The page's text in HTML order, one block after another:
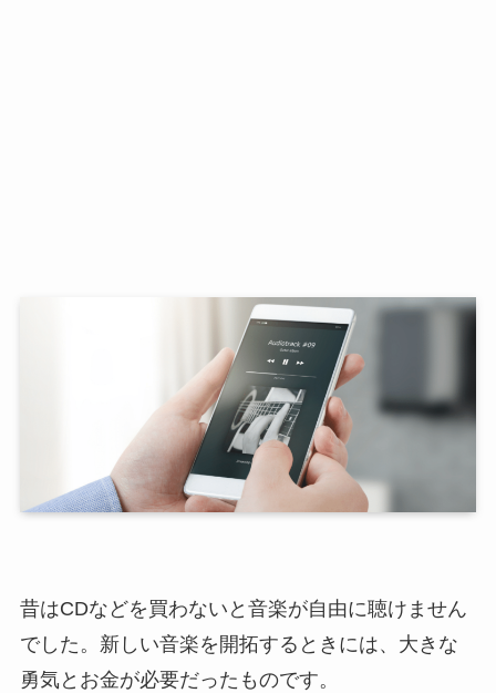
昔はCDなどを買わないと音楽が自由に聴けません
でした。新しい音楽を開拓するときには、大きな
勇気とお金が必要だったものです。